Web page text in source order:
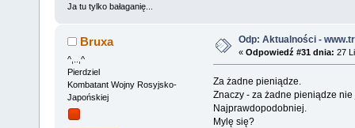
Ja tu tylko bałaganię...
Bruxa
^,..,^
Pierdziel
Kombatant Wojny Rosyjsko-
Japońskiej
Odp: Aktualności -
« Odpowiedź #31 dnia: 27
Za żadne pieniądze.
Znaczy - za żadne pieniądze
Najprawdopodobniej.
Mylę się?